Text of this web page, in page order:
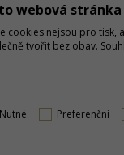
webová
cookies nejsou pro tisk,
tvořit bez obav.
Nutné Preferenční